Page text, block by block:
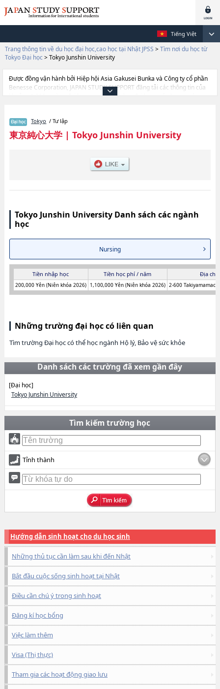
Tiếng Việt
Trang thông tin về du học đại học,cao học tại Nhật JPSS > Tìm nơi du học từ
Tokyo Đại học > Tokyo Junshin University
Được đồng vận hành bởi Hiệp hội Asia Gakusei Bunka và Công ty cổ phần
Benesse Corporation, JAPAN STUDY SUPPORT đăng tải các thông tin của
khoảng 1.300 trường đại học, cao học, trường đại học ngắn hạn, trường
tin cần thiết dành cho du học sinh, như là về các Ngành Nursing, thông tin
về từng ngành học, thông tin liên quan đến thi tuyển như số lượng tuyển
sinh, số lượng trúng tuyển, cở sở trang thiết bị, hướng dẫn địa điểm v.v...
Tokyo / Tư lập
東京純心大学| Tokyo Junshin University
Tokyo Junshin University Danh sách các ngành
học
Nursing
Tiền nhập học Tiền học phí / năm Địa chỉ
200,000 Yên (Niên khóa 2026) 1,100,000 Yên (Niên khóa 2026) 2-600
Những trường đại học có liên quan
Tìm trường Đại học có thể học ngành Hộ lý, Bảo vệ sức khỏe
Danh sách các trường đã xem gần đây
[Đại học]
Tokyo Junshin University
Tìm kiếm trường học
Tỉnh thành
Hướng dẫn sinh hoạt cho du học sinh
Những thủ tục cần làm sau khi đến Nhật
Bắt đầu cuộc sống sinh hoạt tại Nhật
Điều cần chú ý trong sinh hoạt
Đăng kí học bổng
Việc làm thêm
Visa (Thị thực)
Tham gia các hoạt động giao lưu